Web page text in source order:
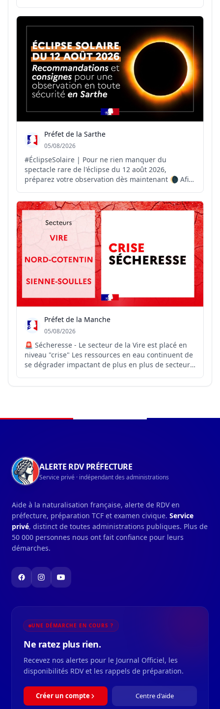
cadre du plan particulier d’intervention #PPI du
port militaire. ❌ Ce test n'appelle aucune mesure
Préfet de la Sarthe
05/08/2026
#ÉclipseSolaire | Pour ne rien manquer du
spectacle rare de l'éclipse du 12 août 2026,
préparez votre observation dès maintenant 🌘 Afin
de : 🛒 Acheter des lunettes adaptées (ISO 12312-2
et marquage CE) chez un opticien, en pharmacie
ou enseigne s...
Préfet de la Manche
05/08/2026
🚨 Sécheresse - Le secteur de la Vire est placé en
niveau "crise" Les ressources en eau continuent de
se dégrader impactant de plus en plus de secteurs
Soulles, le secteur de la Vire vient lui aussi se
ALERTE RDV PRÉFECTURE
Service privé · indépendant des administrations
Aide à la naturalisation française, alerte de RDV en
préfecture, préparation TCF et examen civique. Service
privé, distinct de toutes administrations publiques. Plus de
50 000 personnes nous ont fait confiance pour leurs
démarches.
UNE DÉMARCHE EN COURS ?
Ne ratez plus rien.
Recevez nos alertes pour le Journal Officiel, les
disponibilités RDV et les rappels de préparation.
Créer un compte Centre d'aide